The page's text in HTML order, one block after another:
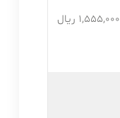
1,555,۰۰۰ ریال